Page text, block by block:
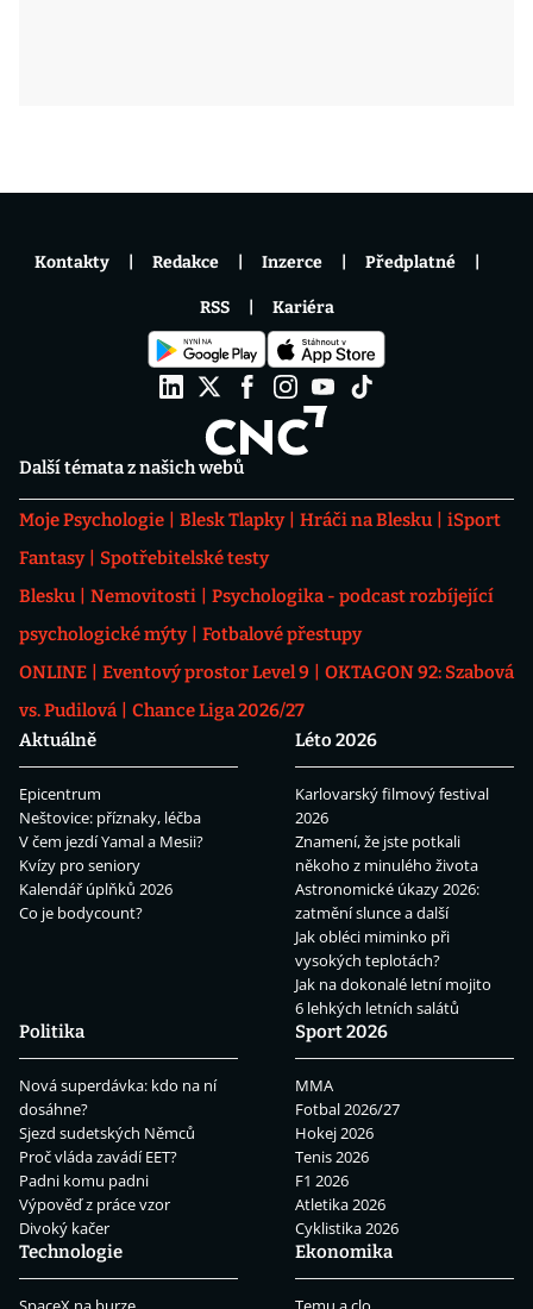
Další témata z našich webů
Moje Psychologie Blesk Tlapky Hráči na Blesku
iSport
Fantasy
Spotřebitelské testy
Blesku
Nemovitosti
Psychologika - podcast rozbíjející
psychologické mýty
Fotbalové přestupy
ONLINE
Eventový prostor Level 9
OKTAGON 92: Szabová
vs. Pudilová
Chance Liga 2026/27
Aktuálně
Epicentrum
Neštovice: příznaky, léčba
V čem jezdí Yamal a Mesii?
Kvízy pro seniory
Kalendář úplňků 2026
Co je bodycount?
Léto 2026
Karlovarský filmový festival
2026
Znamení, že jste potkali
někoho z minulého života
Astronomické úkazy 2026:
zatmění slunce a další
Jak obléci miminko při
vysokých teplotách?
Jak na dokonalé letní mojito
6 lehkých letních salátů
Politika
Nová superdávka: kdo na ní
dosáhne?
Sjezd sudetských Němců
Proč vláda zavádí EET?
Padni komu padni
Výpověď z práce vzor
Divoký kačer
Sport 2026
MMA
Fotbal 2026/27
Hokej 2026
Tenis 2026
F1 2026
Atletika 2026
Cyklistika 2026
Technologie
Ekonomika
Kontakty Redakce Inzerce Předplatné
RSS Kariéra